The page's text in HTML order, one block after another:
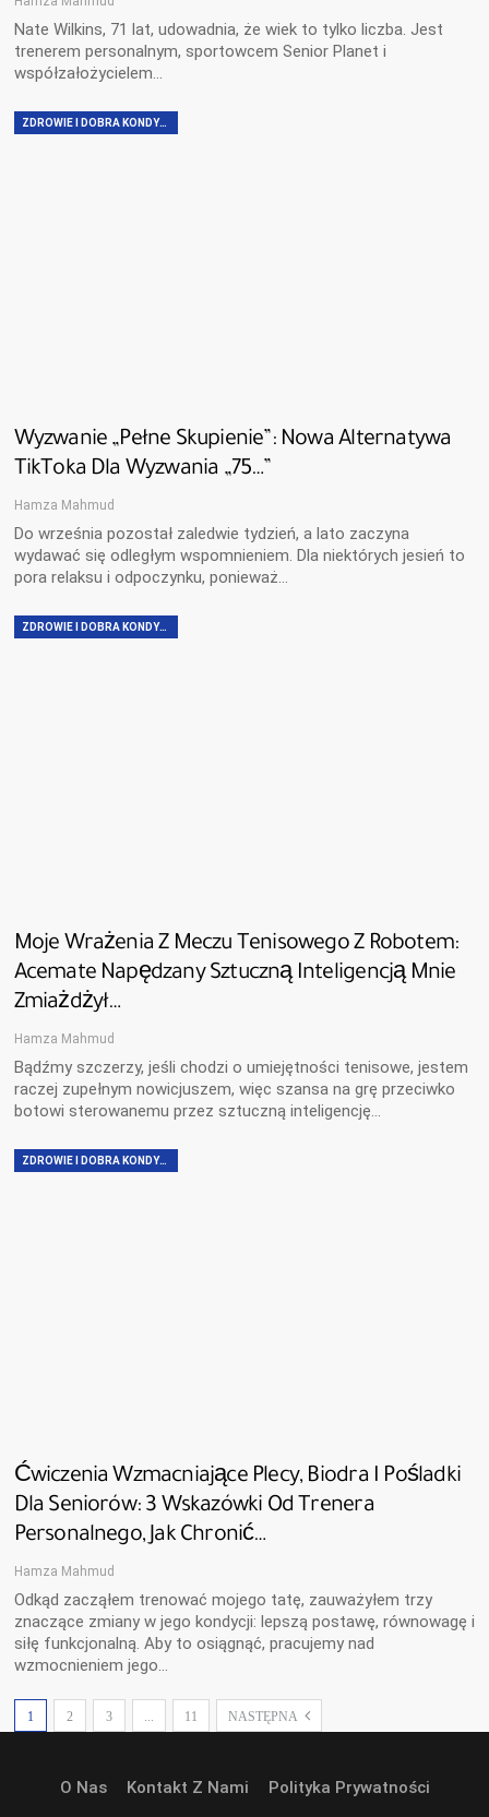
Nate Wilkins, 71 lat, udowadnia, że ​​wiek to tylko liczba. Jest
trenerem personalnym, sportowcem Senior Planet i
współzałożycielem…
ZDROWIE I DOBRA KONDYCJA
Wyzwanie „Pełne Skupienie”: Nowa Alternatywa
TikToka Dla Wyzwania „75…”
Hamza Mahmud
Do września pozostał zaledwie tydzień, a lato zaczyna
wydawać się odległym wspomnieniem. Dla niektórych jesień to
pora relaksu i odpoczynku, ponieważ…
ZDROWIE I DOBRA KONDYCJA
Moje Wrażenia Z Meczu Tenisowego Z Robotem:
Acemate Napędzany Sztuczną Inteligencją Mnie
Zmiażdżył…
Hamza Mahmud
Bądźmy szczerzy, jeśli chodzi o umiejętności tenisowe, jestem
raczej zupełnym nowicjuszem, więc szansa na grę przeciwko
botowi sterowanemu przez sztuczną inteligencję...
ZDROWIE I DOBRA KONDYCJA
Ćwiczenia Wzmacniające Plecy, Biodra I Pośladki
Dla Seniorów: 3 Wskazówki Od Trenera
Personalnego, Jak Chronić…
Hamza Mahmud
Odkąd zacząłem trenować mojego tatę, zauważyłem trzy
znaczące zmiany w jego kondycji: lepszą postawę, równowagę i
siłę funkcjonalną. Aby to osiągnąć, pracujemy nad
wzmocnieniem jego…
1 2 3 ... 11 NASTĘPNA
O Nas Kontakt Z Nami Polityka Prywatności